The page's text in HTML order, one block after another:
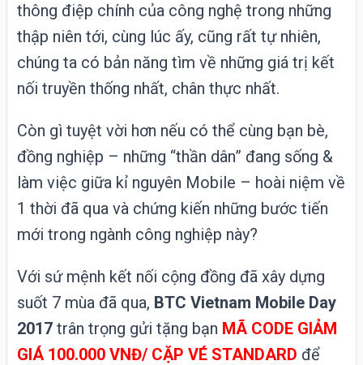
thông điệp chính của công nghệ trong những
thập niên tới, cùng lúc ấy, cũng rất tự nhiên,
chúng ta có bản năng tìm về những giá trị kết
nối truyền thống nhất, chân thực nhất.
Còn gì tuyệt vời hơn nếu có thể cùng bạn bè,
đồng nghiệp – những “thần dân” đang sống &
làm việc giữa kỉ nguyên Mobile – hoài niệm về
1 thời đã qua và chứng kiến những bước tiến
mới trong ngành công nghiệp này?
Với sứ mệnh kết nối cộng đồng đã xây dựng
suốt 7 mùa đã qua, BTC Vietnam Mobile Day
2017 trân trọng gửi tặng bạn MÃ CODE GIẢM
GIÁ 100.000 VNĐ/ CẶP VÉ STANDARD để